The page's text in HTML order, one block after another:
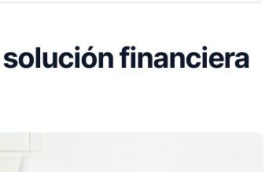
financiera